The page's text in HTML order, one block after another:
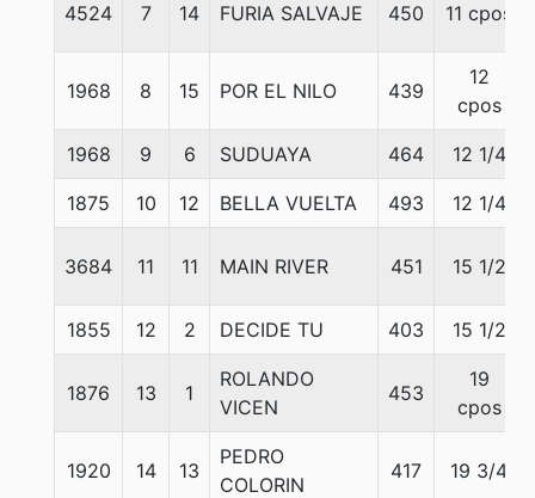
4524 7 14 FURIA SALVAJE 450 11 cpos
1968 8 15 POR EL NILO 439
12
cpos
1968 9 6 SUDUAYA 464 12 1/4
1875 10 12 BELLA VUELTA 493 12 1/4
3684 11 11 MAIN RIVER 451 15 1/2
1855 12 2 DECIDE TU 403 15 1/2
1876 13 1
ROLANDO
VICEN
453
19
cpos
1920 14 13
PEDRO
COLORIN
417 19 3/4